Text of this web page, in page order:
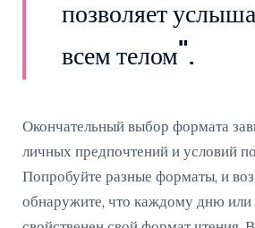
позволяет
всем телом".
Окончательный выбор формата
личных предпочтений и условий
Попробуйте разные форматы, и
обнаружите, что каждому дню или